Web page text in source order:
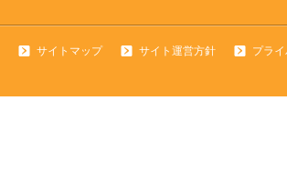
サイトマップ サイト運営方針 プラ